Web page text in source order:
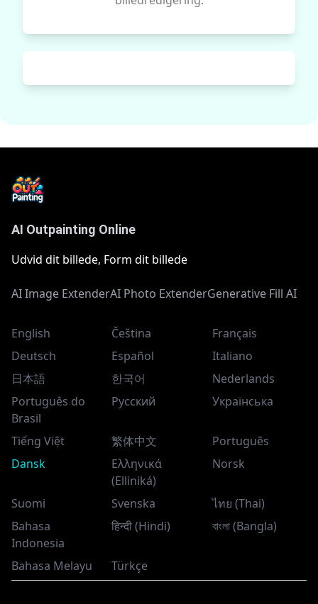
AI Outpainting Online
Udvid dit billede, Form dit billede
AI Image ExtenderAI Photo ExtenderGenerative Fill AI
English Čeština
Français
Deutsch
Español
Italiano
日本語
한국어
Nederlands
Português do
Brasil
Русский Українська
Tiếng Việt 繁体中文
Português
Dansk
Ελληνικά
(Elliniká)
Norsk
Suomi Svenska
ไทย (Thai)
Bahasa
Indonesia
हिन्दी (Hindi) বাংলা (Bangla)
Bahasa Melayu Türkçe